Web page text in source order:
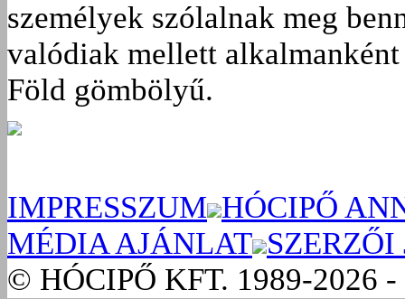
személyek szólalnak meg
valódiak mellett
Föld gömbölyű.
IMPRESSZUM HÓCIPŐ
MÉDIA AJÁNLAT SZERZŐI
© HÓCIPŐ KFT. 1989-2026